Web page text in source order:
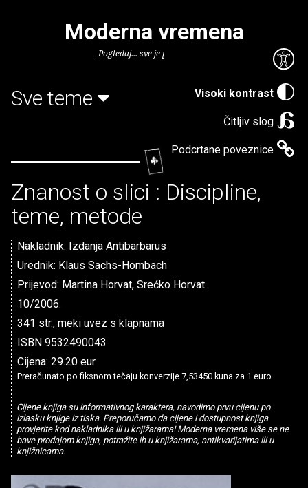
Visoki kontrast
Čitljiv slog
Podcrtane poveznice
Moderna vremena
Pogledaj... sve je puno knjiga.
Sve teme
Znanost o slici : Discipline,
teme, metode
Nakladnik: Izdanja Antibarbarus
Urednik: Klaus Sachs-Hombach
Prijevod: Martina Horvat, Srećko Horvat
10/2006.
341 str., meki uvez s klapnama
ISBN 9532490043
Cijena: 29.20 eur
Preračunato po fiksnom tečaju konverzije 7,53450 kuna za 1 euro
Cijene knjiga su informativnog karaktera, navodimo prvu cijenu po
izlasku knjige iz tiska. Preporučamo da cijene i dostupnost knjiga
provjerite kod nakladnika ili u knjižarama! Moderna vremena više se ne
bave prodajom knjiga, potražite ih u knjižarama, antikvarijatima ili u
knjižnicama.